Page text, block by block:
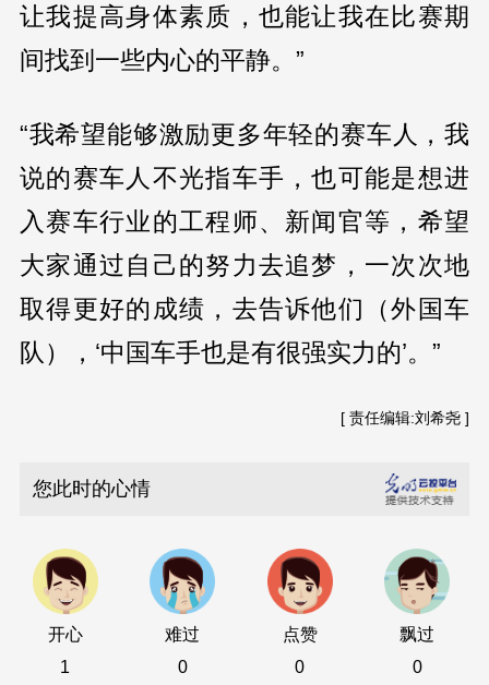
让我提高身体素质，也能让我在比赛期
间找到一些内心的平静。”
“我希望能够激励更多年轻的赛车人，我
说的赛车人不光指车手，也可能是想进
入赛车行业的工程师、新闻官等，希望
大家通过自己的努力去追梦，一次次地
取得更好的成绩，去告诉他们（外国车
队），‘中国车手也是有很强实力的’。”
[ 责任编辑:刘希尧 ]
您此时的心情
开心
1
难过
0
点赞
0
飘过
0